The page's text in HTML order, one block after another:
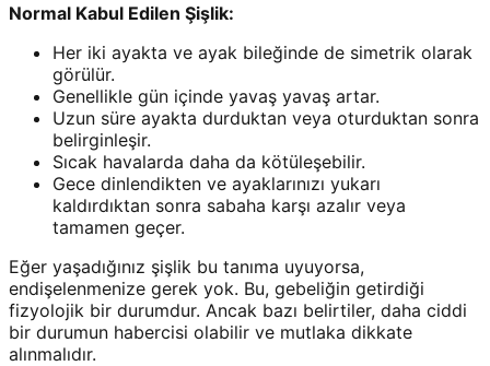
Normal Kabul Edilen Şişlik:
Her iki ayakta ve ayak bileğinde de simetrik olarak
görülür.
Genellikle gün içinde yavaş yavaş artar.
Uzun süre ayakta durduktan veya oturduktan sonra
belirginleşir.
Sıcak havalarda daha da kötüleşebilir.
Gece dinlendikten ve ayaklarınızı yukarı
kaldırdıktan sonra sabaha karşı azalır veya
tamamen geçer.
Eğer yaşadığınız şişlik bu tanıma uyuyorsa,
endişelenmenize gerek yok. Bu, gebeliğin getirdiği
fizyolojik bir durumdur. Ancak bazı belirtiler, daha ciddi
bir durumun habercisi olabilir ve mutlaka dikkate
alınmalıdır.